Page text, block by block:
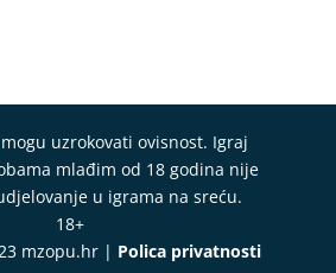
uzrokovati ovisnost. Igraj
mlađim od 18 godina nije
u igrama na sreću.
18+
mzopu.hr | Polica privatnosti